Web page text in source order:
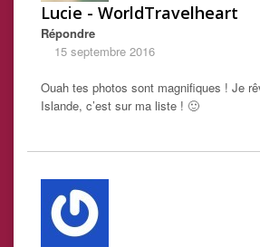
Lucie - WorldTravelheart
Répondre
15 septembre 2016
Ouah tes photos sont magnifiques ! Je
Islande, c’est sur ma liste ! 🙂